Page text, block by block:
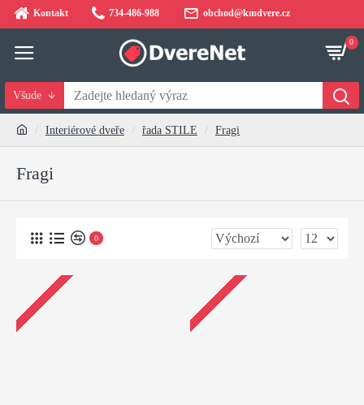
Kontakt 734-486-988 obchod@kmdvere.cz
0
Všude
Interiérové dveře řada STILE Fragi
Fragi
0